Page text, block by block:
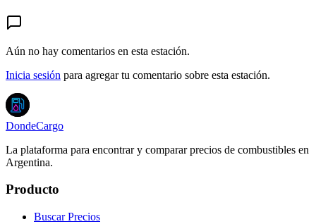
Aún no hay comentarios en esta estación.
Inicia sesión para agregar tu comentario sobre esta estación.
DondeCargo
La plataforma para encontrar y comparar precios de combustibles en
Argentina.
Producto
Buscar Precios